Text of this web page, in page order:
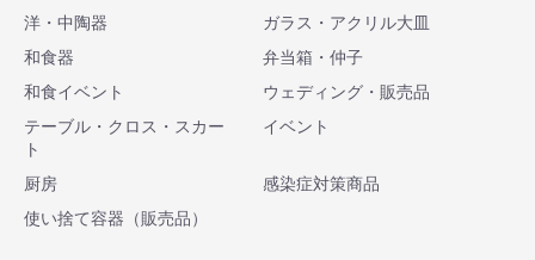
洋・中陶器
ガラス・アクリル大皿
和食器
弁当箱・仲子
和食イベント
ウェディング・販売品
テーブル・クロス・スカー
ト
イベント
厨房
感染症対策商品
使い捨て容器（販売品）